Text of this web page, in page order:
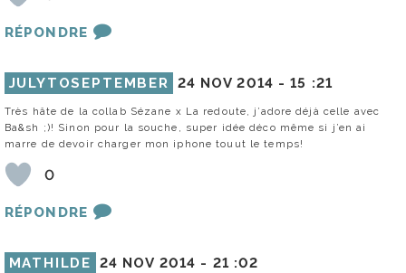
RÉPONDRE
JULYTOSEPTEMBER 24 NOV 2014 -15 :21
Très hâte de la collab Sézane x La redoute, j’adore déjà celle avec
Ba&sh ;)! Sinon pour la souche, super idée déco même si j’en ai
marre de devoir charger mon iphone touut le temps!
0
RÉPONDRE
MATHILDE 24 NOV 2014 - 21 :02